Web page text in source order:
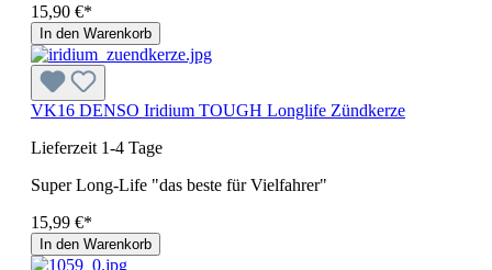
15,90 €*
In den Warenkorb
VK16 DENSO Iridium TOUGH Longlife Zündkerze
Lieferzeit 1-4 Tage
Super Long-Life "das beste für Vielfahrer"
15,99 €*
In den Warenkorb